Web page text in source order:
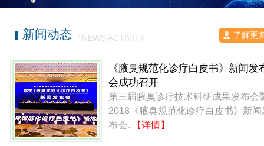
提前网络预约，可享高达500元爱心减免
新闻动态 / NEWS ACTIVITY 了解更
《腋臭规范化诊疗白皮书》新闻发
会成功召开
第三届腋臭诊疗技术科研成果发布会
2018《腋臭规范化诊疗白皮书》新闻
布会.. 【详情】